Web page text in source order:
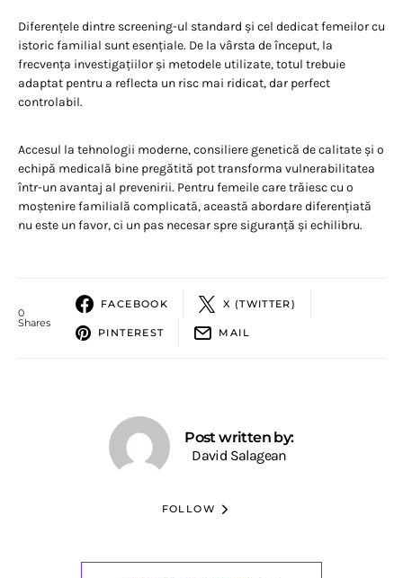
Diferențele dintre screening-ul standard și cel dedicat femeilor cu
istoric familial sunt esențiale. De la vârsta de început, la
frecvența investigațiilor și metodele utilizate, totul trebuie
adaptat pentru a reflecta un risc mai ridicat, dar perfect
controlabil.
Accesul la tehnologii moderne, consiliere genetică de calitate și o
echipă medicală bine pregătită pot transforma vulnerabilitatea
într-un avantaj al prevenirii. Pentru femeile care trăiesc cu o
moștenire familială complicată, această abordare diferențiată
nu este un favor, ci un pas necesar spre siguranță și echilibru.
0
Shares
FACEBOOK X (TWITTER)
PINTEREST MAIL
Post written by:
David Salagean
FOLLOW